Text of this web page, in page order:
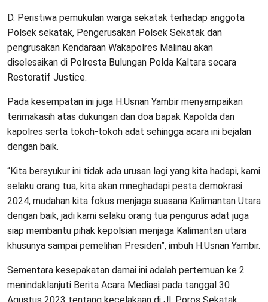
D. Peristiwa pemukulan warga sekatak terhadap anggota
Polsek sekatak, Pengerusakan Polsek Sekatak dan
pengrusakan Kendaraan Wakapolres Malinau akan
diselesaikan di Polresta Bulungan Polda Kaltara secara
Restoratif Justice.
Pada kesempatan ini juga H.Usnan Yambir menyampaikan
terimakasih atas dukungan dan doa bapak Kapolda dan
kapolres serta tokoh-tokoh adat sehingga acara ini bejalan
dengan baik.
“Kita bersyukur ini tidak ada urusan lagi yang kita hadapi, kami
selaku orang tua, kita akan mneghadapi pesta demokrasi
2024, mudahan kita fokus menjaga suasana Kalimantan Utara
dengan baik, jadi kami selaku orang tua pengurus adat juga
siap membantu pihak kepolsian menjaga Kalimantan utara
khusunya sampai pemelihan Presiden”, imbuh H.Usnan Yambir.
Sementara kesepakatan damai ini adalah pertemuan ke 2
menindaklanjuti Berita Acara Mediasi pada tanggal 30